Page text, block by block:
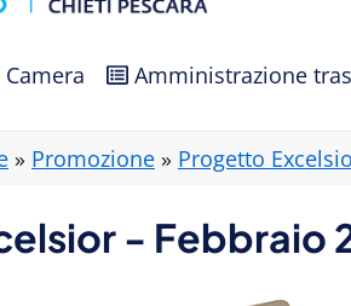
Camera Amministrazione
» Promozione » Progetto
- Febbraio